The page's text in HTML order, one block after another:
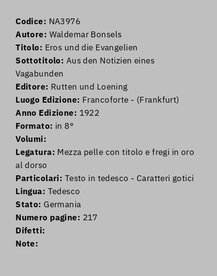
Codice: NA3976
Autore: Waldemar Bonsels
Titolo: Eros und die Evangelien
Sottotitolo: Aus den Notizien eines
Vagabunden
Editore: Rutten und Loening
Luogo Edizione: Francoforte - (Frankfurt)
Anno Edizione: 1922
Formato: in 8°
Volumi:
Legatura: Mezza pelle con titolo e fregi in oro
al dorso
Particolari: Testo in tedesco - Caratteri gotici
Lingua: Tedesco
Stato: Germania
Numero pagine: 217
Difetti:
Note: